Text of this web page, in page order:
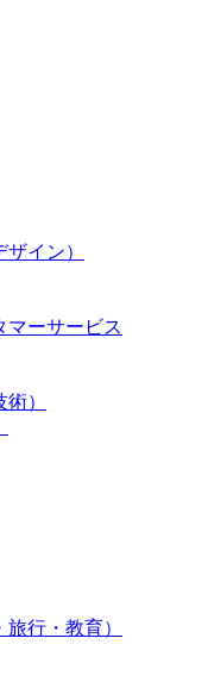
イン）
マーサービス
）
行・教育）